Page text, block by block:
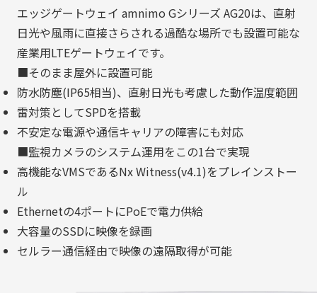
エッジゲートウェイ amnimo Gシリーズ AG20は、直射
日光や風雨に直接さらされる過酷な場所でも設置可能な
産業用LTEゲートウェイです。
■そのまま屋外に設置可能
防水防塵(IP65相当)、直射日光も考慮した動作温度範囲
雷対策としてSPDを搭載
不安定な電源や通信キャリアの障害にも対応
■監視カメラのシステム運用をこの1台で実現
高機能なVMSであるNx Witness(v4.1)をプレインストー
ル
Ethernetの4ポートにPoEで電力供給
大容量のSSDに映像を録画
セルラー通信経由で映像の遠隔取得が可能